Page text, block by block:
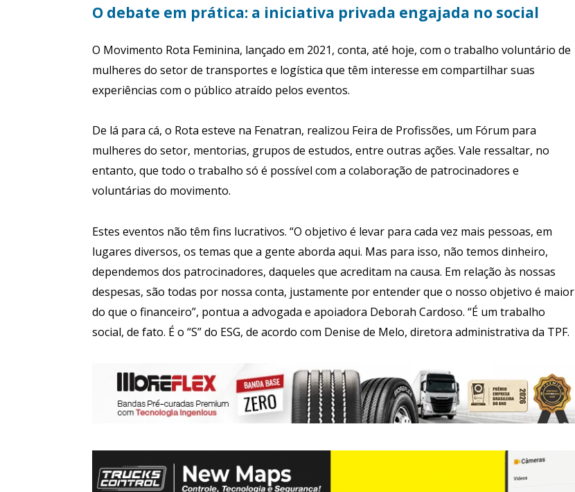
O debate em prática: a iniciativa privada engajada no social
O Movimento Rota Feminina, lançado em 2021, conta, até hoje, com o trabalho voluntário de
mulheres do setor de transportes e logística que têm interesse em compartilhar suas
experiências com o público atraído pelos eventos.
De lá para cá, o Rota esteve na Fenatran, realizou Feira de Profissões, um Fórum para
mulheres do setor, mentorias, grupos de estudos, entre outras ações. Vale ressaltar, no
entanto, que todo o trabalho só é possível com a colaboração de patrocinadores e
voluntárias do movimento.
Estes eventos não têm fins lucrativos. “O objetivo é levar para cada vez mais pessoas, em
lugares diversos, os temas que a gente aborda aqui. Mas para isso, não temos dinheiro,
dependemos dos patrocinadores, daqueles que acreditam na causa. Em relação às nossas
despesas, são todas por nossa conta, justamente por entender que o nosso objetivo é maior
do que o financeiro”, pontua a advogada e apoiadora Deborah Cardoso. “É um trabalho
social, de fato. É o “S” do ESG, de acordo com Denise de Melo, diretora administrativa da TPF.